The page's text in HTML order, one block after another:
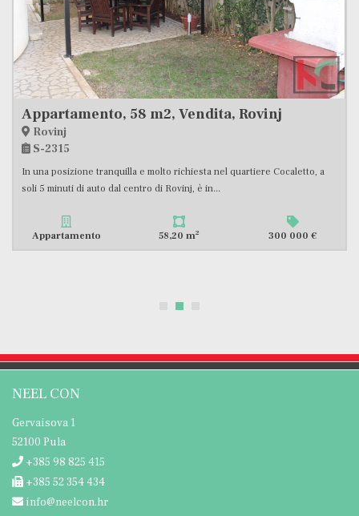
In una posizione tranquilla a Valbandon, non lontano dal centro di
Fasana, è in vendita un appartamento ristrutturato e...
Appartamento 244 900 €
NEEL CON
Gervaisova 1
52100 Pula
+385 98 825 415
+385 52 354 434
info@neelcon.hr